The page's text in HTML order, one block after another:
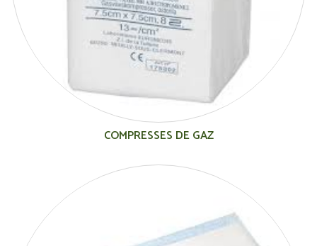
COMPRESSES DE GAZ